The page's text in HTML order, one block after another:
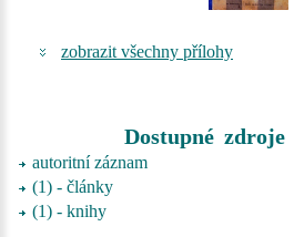
zobrazit všechny přílohy
Dostupné
autoritní záznam
(1) - články
(1) - knihy